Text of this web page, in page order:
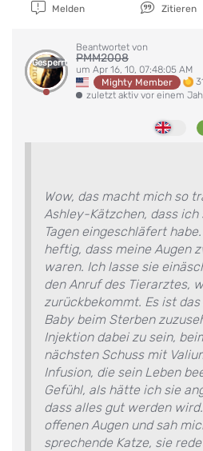
Melden Zitieren
Gesperrt
Beantwortet von
PMM2008
um Apr 16, 10, 07:48:05 AM
Mighty Member
zuletzt aktiv vor einem
Wow, das macht mich so
Ashley-Kätzchen, dass ich
Tagen eingeschläfert
heftig, dass meine Augen
waren. Ich lasse sie
den Anruf des Tierarztes,
zurückbekommt. Es ist
Baby beim Sterben
Injektion dabei zu sein,
nächsten Schuss mit
Infusion, die sein Leben
Gefühl, als hätte ich sie
dass alles gut werden
offenen Augen und sah
sprechende Katze, sie